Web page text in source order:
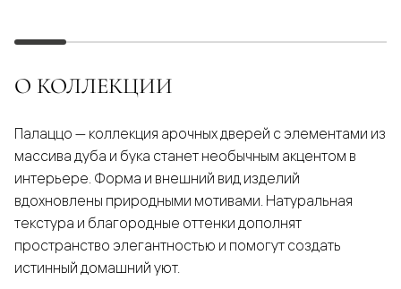
О КОЛЛЕКЦИИ
Палаццо — коллекция арочных дверей с элементами из
массива дуба и бука станет необычным акцентом в
интерьере. Форма и внешний вид изделий
вдохновлены природными мотивами. Натуральная
текстура и благородные оттенки дополнят
пространство элегантностью и помогут создать
истинный домашний уют.